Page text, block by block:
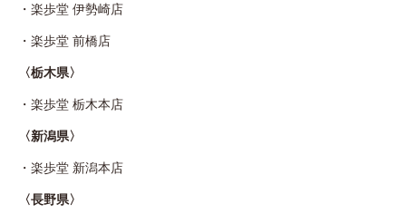
・ 楽歩堂 伊勢崎店
・ 楽歩堂 前橋店
〈栃木県〉
・ 楽歩堂 栃木本店
〈新潟県〉
・ 楽歩堂 新潟本店
〈長野県〉